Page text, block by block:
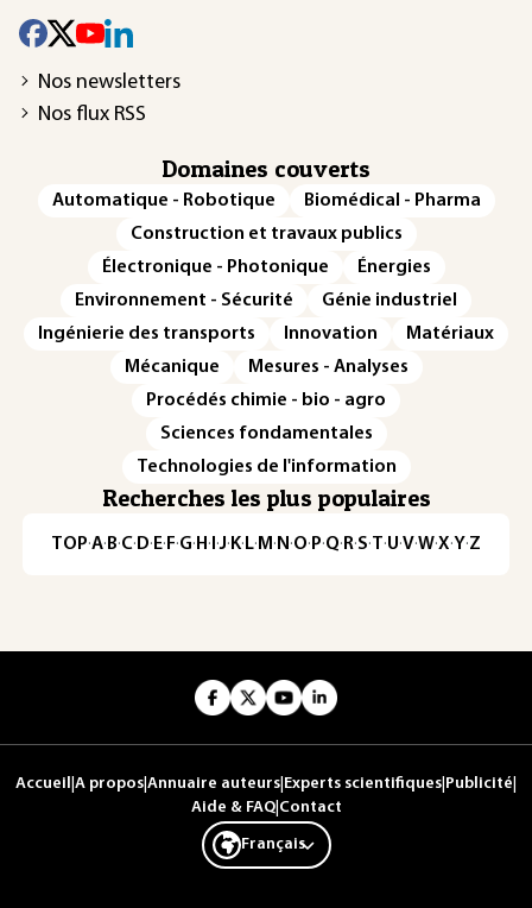
Nos newsletters
Nos flux RSS
Domaines couverts
Automatique - Robotique
Biomédical - Pharma
Construction et travaux publics
Électronique - Photonique
Énergies
Environnement - Sécurité
Génie industriel
Ingénierie des transports
Innovation
Matériaux
Mécanique
Mesures - Analyses
Procédés chimie - bio - agro
Sciences fondamentales
Technologies de l'information
Recherches les plus populaires
TOP·A·B·C· D· E· F·G· H · ·J· K· L· M · N ·O· P·Q· R·S·T·U·V·W·X·Y·Z
Accueil A propos Annuaire auteurs Experts scientifiques Publicité
Aide & FAQ| Contact
Français